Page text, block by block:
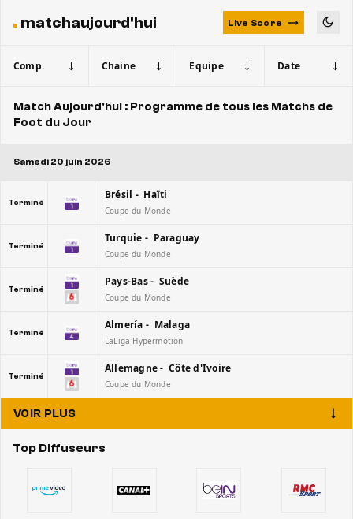
matchaujourd'hui Live Score
Comp. Chaine Equipe Date
Match Aujourd'hui : Programme de tous les Matchs de
Foot du Jour
Samedi 20 juin 2026
Terminé
Brésil - Haïti
Coupe du Monde
Terminé
Turquie - Paraguay
Coupe du Monde
Terminé
Pays-Bas - Suède
Coupe du Monde
Terminé
Almería - Malaga
LaLiga Hypermotion
Terminé
Allemagne - Côte d'Ivoire
Coupe du Monde
VOIR PLUS
Top Diffuseurs